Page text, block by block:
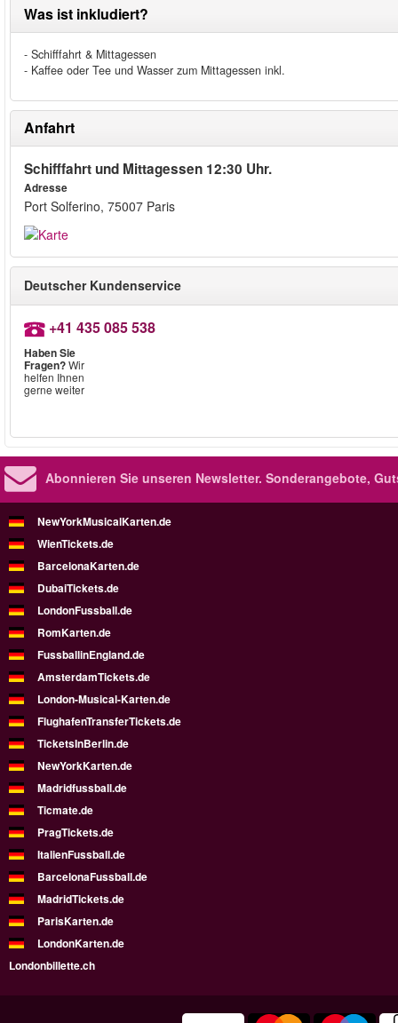
Was ist inkludiert?
- Schifffahrt & Mittagessen
- Kaffee oder Tee und Wasser zum Mittagessen inkl.
Anfahrt
Schifffahrt und Mittagessen 12:30 Uhr.
Adresse
Port Solferino, 75007 Paris
Deutscher Kundenservice
+41 435 085 538
Haben Sie
Fragen?Wir
helfen Ihnen
gerne weiter
Abonnieren Sie unseren Newsletter. Sonderangebote,
NewYorkMusicalKarten.de
WienTickets.de
BarcelonaKarten.de
DubaiTickets.de
LondonFussball.de
RomKarten.de
FussballinEngland.de
AmsterdamTickets.de
London-Musical-Karten.de
FlughafenTransferTickets.de
TicketsInBerlin.de
NewYorkKarten.de
Madridfussball.de
Ticmate.de
PragTickets.de
ItalienFussball.de
BarcelonaFussball.de
MadridTickets.de
ParisKarten.de
LondonKarten.de
Londonbillette.ch